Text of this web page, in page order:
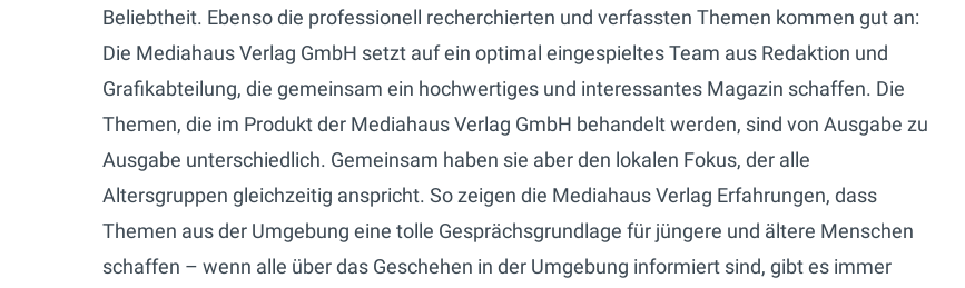
Beliebtheit. Ebenso die professionell recherchierten und verfassten Themen kommen gut an:
Die Mediahaus Verlag GmbH setzt auf ein optimal eingespieltes Team aus Redaktion und
Grafikabteilung, die gemeinsam ein hochwertiges und interessantes Magazin schaffen. Die
Themen, die im Produkt der Mediahaus Verlag GmbH behandelt werden, sind von Ausgabe zu
Ausgabe unterschiedlich. Gemeinsam haben sie aber den lokalen Fokus, der alle
Altersgruppen gleichzeitig anspricht. So zeigen die Mediahaus Verlag Erfahrungen, dass
Themen aus der Umgebung eine tolle Gesprächsgrundlage für jüngere und ältere Menschen
schaffen – wenn alle über das Geschehen in der Umgebung informiert sind, gibt es immer